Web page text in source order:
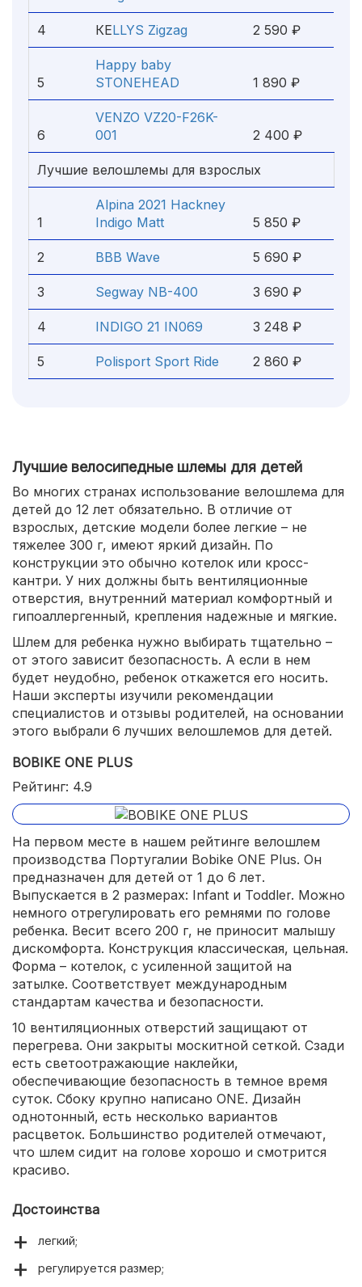
4 КЕLLYS Zigzag 2 590 ₽
5
Happy baby
STONEHEAD
1 890 ₽
6
VENZO VZ20-F26K-
001
2 400 ₽
Лучшие велошлемы для взрослых
1
Alpina 2021 Hackney
Indigo Matt
5 850 ₽
2 BBB Wave 5 690 ₽
3 Segway NB-400 3 690 ₽
4 INDIGO 21 IN069 3 248 ₽
5 Polisport Sport Ride 2 860 ₽
Лучшие велосипедные шлемы для детей
Во многих странах использование велошлема для
детей до 12 лет обязательно. В отличие от
взрослых, детские модели более легкие – не
тяжелее 300 г, имеют яркий дизайн. По
конструкции это обычно котелок или кросс-
кантри. У них должны быть вентиляционные
отверстия, внутренний материал комфортный и
гипоаллергенный, крепления надежные и мягкие.
Шлем для ребенка нужно выбирать тщательно –
от этого зависит безопасность. А если в нем
будет неудобно, ребенок откажется его носить.
Наши эксперты изучили рекомендации
специалистов и отзывы родителей, на основании
этого выбрали 6 лучших велошлемов для детей.
BOBIKE ONE PLUS
Рейтинг: 4.9
На первом месте в нашем рейтинге велошлем
производства Португалии Bobike ONE Plus. Он
предназначен для детей от 1 до 6 лет.
Выпускается в 2 размерах: Infant и Toddler. Можно
немного отрегулировать его ремнями по голове
ребенка. Весит всего 200 г, не приносит малышу
дискомфорта. Конструкция классическая, цельная.
Форма – котелок, с усиленной защитой на
затылке. Соответствует международным
стандартам качества и безопасности.
10 вентиляционных отверстий защищают от
перегрева. Они закрыты москитной сеткой. Сзади
есть светоотражающие наклейки,
обеспечивающие безопасность в темное время
суток. Сбоку крупно написано ONE. Дизайн
однотонный, есть несколько вариантов
расцветок. Большинство родителей отмечают,
что шлем сидит на голове хорошо и смотрится
красиво.
Достоинства
легкий;
регулируется размер;